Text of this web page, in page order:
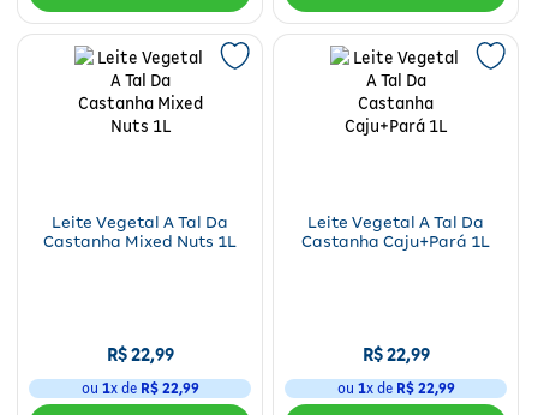
Leite Vegetal A Tal Da
Castanha Mixed Nuts 1L
R$22,99
ou 1x de R$ 22,99
Leite Vegetal A Tal Da
Castanha Caju+Pará 1L
R$22,99
ou 1x de R$ 22,99